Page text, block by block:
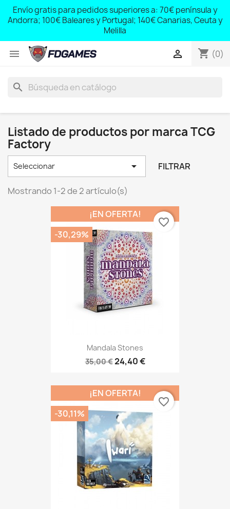
Envío gratis para pedidos superiores a: 70€ península y
Andorra; 100€ Baleares y Portugal; 140€ Canarias, Ceuta y
Melilla
 shopping_cart (0)

search
Listado de productos por marca TCG
Factory
Seleccionar  FILTRAR
Mostrando 1-2 de 2 artículo(s)
Mandala Stones
35,00 €24,40 €
¡EN OFERTA!
-30,29%
favorite_border
¡EN OFERTA!
-30,11%
favorite_border